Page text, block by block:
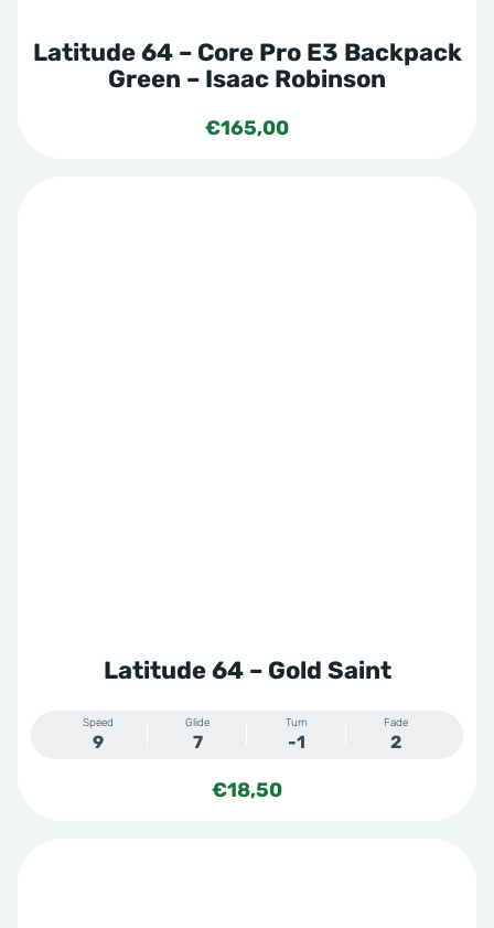
Latitude 64 – Core Pro E3 Backpack
Green – Isaac Robinson
€165,00
Latitude 64 – Gold Saint
Speed
9
Glide
7
Turn
-1
Fade
2
€18,50